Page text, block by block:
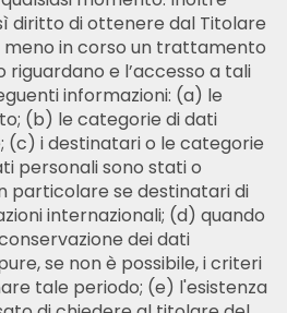
diritto di ottenere dal Titolare
in corso un trattamento
riguardano e l’accesso a tali
informazioni: (a) le
(b) le categorie di dati
(c) i destinatari o le categorie
personali sono stati o
particolare se destinatari di
internazionali; (d) quando
dei dati
se non è possibile, i criteri
tale periodo; (e) l'esistenza